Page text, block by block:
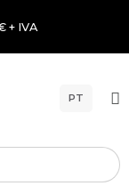
+ IVA
PT